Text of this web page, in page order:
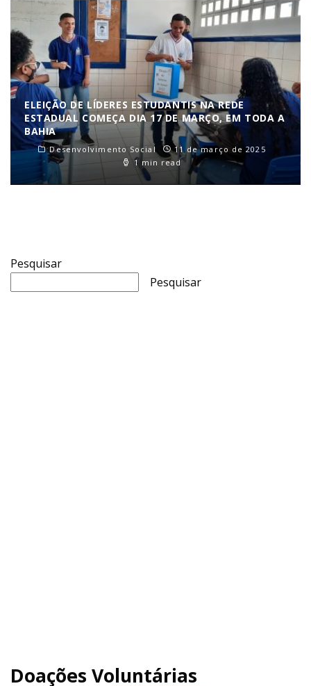
ELEIÇÃO DE LÍDERES ESTUDANTIS NA REDE
ESTADUAL COMEÇA DIA 17 DE MARÇO, EM TODA A
BAHIA
Desenvolvimento Social
11 de março de 2025
1 min read
Pesquisar
Pesquisar
Doações Voluntárias